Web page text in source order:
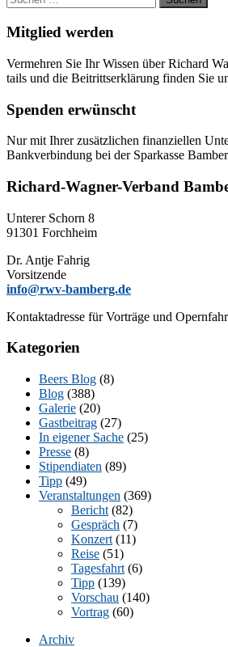
nach:
Mitglied werden
Ver­meh­ren Sie Ihr Wis­sen über Ri­chard
tails und die Bei­tritts­er­klä­rung fin­den Sie
Spenden erwünscht
Nur mit Ih­rer zu­sätz­li­chen fi­nan­zi­el­len
Bank­ver­bin­dung bei der Spar­kas­se
Richard-Wagner-Verband
Un­te­rer Schorn 8
91301 Forchheim
Dr. Ant­je Fahrig
Vorsitzende
info@rwv-bamberg.de
Kon­takt­adres­se für Vor­trä­ge und
Kategorien
Beers Blog (8)
Blog (388)
Galerie (20)
Gastbeitrag (27)
In eigener Sache (25)
Presse (8)
Stipendiaten (89)
Tipp (49)
Veranstaltungen (369)
Bericht (82)
Gespräch (7)
Konzert (11)
Reise (51)
Tagesfahrt (6)
Tipp (139)
Vorschau (140)
Vortrag (60)
Archiv